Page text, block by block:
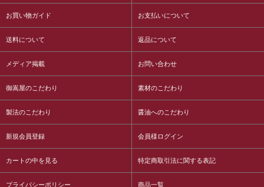
お買い物ガイド お支払いについて
送料について 返品について
メディア掲載 お問い合わせ
御嵩屋のこだわり 素材のこだわり
製法のこだわり 醤油へのこだわり
新規会員登録 会員様ログイン
カートの中を見る 特定商取引法に関する表記
プライバシーポリシー 商品一覧